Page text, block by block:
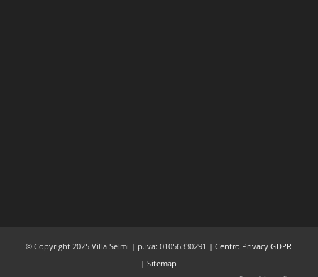
© Copyright 2025 Villa Selmi | p.iva: 01056330291 |Centro Privacy GDPR
|Sitemap